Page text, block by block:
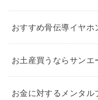
おすすめ骨伝導イヤホ
お土産買うならサンエ
お金に対するメンタル